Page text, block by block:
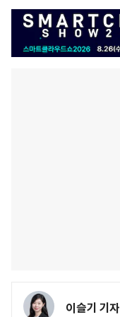
이슬기 기자